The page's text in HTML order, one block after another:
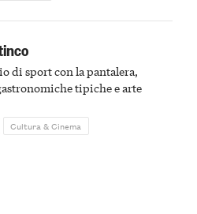
di sport con la pantalera,
tipiche e arte
Cultura & Cinema